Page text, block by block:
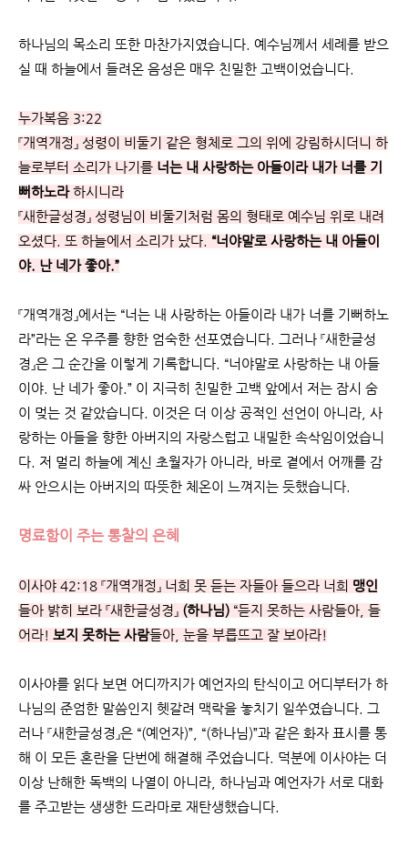
하나님의 목소리 또한 마찬가지였습니다. 예수님께서 세례를 받으
실 때 하늘에서 들려온 음성은 매우 친밀한 고백이었습니다.
누가복음 3:22
『개역개정』 성령이 비둘기 같은 형체로 그의 위에 강림하시더니 하
늘로부터 소리가 나기를 너는 내 사랑하는 아들이라 내가 너를 기
뻐하노라하시니라
『새한글성경』 성령님이 비둘기처럼 몸의 형태로 예수님 위로 내려
오셨다. 또 하늘에서 소리가 났다. “너야말로 사랑하는 내 아들이
야. 난 네가 좋아.”
『개역개정』에서는 “너는 내 사랑하는 아들이라 내가 너를 기뻐하노
라”라는 온 우주를 향한 엄숙한 선포였습니다. 그러나 『새한글성
경』은 그 순간을 이렇게 기록합니다. “너야말로 사랑하는 내 아들
이야. 난 네가 좋아.” 이 지극히 친밀한 고백 앞에서 저는 잠시 숨
이 멎는 것 같았습니다. 이것은 더 이상 공적인 선언이 아니라, 사
랑하는 아들을 향한 아버지의 자랑스럽고 내밀한 속삭임이었습니
다. 저 멀리 하늘에 계신 초월자가 아니라, 바로 곁에서 어깨를 감
싸 안으시는 아버지의 따뜻한 체온이 느껴지는 듯했습니다.
명료함이 주는 통찰의 은혜
이사야 42:18 『개역개정』 너희 못 듣는 자들아 들으라 너희 맹인
들아 밝히 보라 『새한글성경』 (하나님) “듣지 못하는 사람들아, 들
어라! 보지 못하는 사람들아, 눈을 부릅뜨고 잘 보아라!
이사야를 읽다 보면 어디까지가 예언자의 탄식이고 어디부터가 하
나님의 준엄한 말씀인지 헷갈려 맥락을 놓치기 일쑤였습니다. 그
러나 『새한글성경』은 “(예언자)”, “(하나님)”과 같은 화자 표시를 통
해 이 모든 혼란을 단번에 해결해 주었습니다. 덕분에 이사야는 더
이상 난해한 독백의 나열이 아니라, 하나님과 예언자가 서로 대화
를 주고받는 생생한 드라마로 재탄생했습니다.